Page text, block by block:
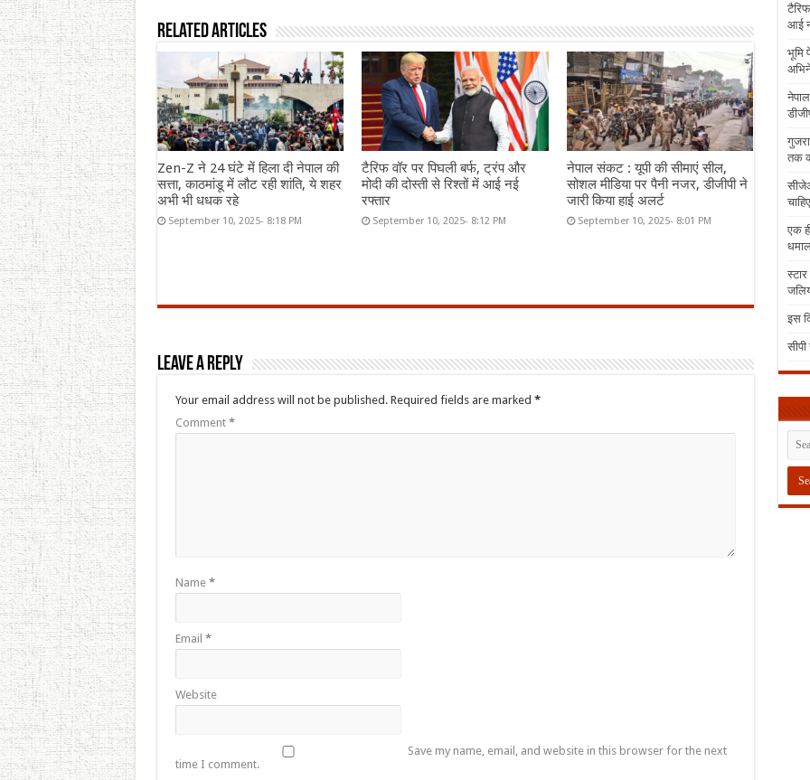
Related Articles
Zen-Z ने 24 घंटे में हिला दी नेपाल की
सत्ता, काठमांडू में लौट रही शांति, ये शहर
अभी भी धधक रहे
September 10, 2025- 8:18 PM
टैरिफ वॉर पर पिघली बर्फ, ट्रंप और
मोदी की दोस्ती से रिश्तों में आई नई
रफ्तार
September 10, 2025- 8:12 PM
नेपाल संकट : यूपी की सीमाएं सील,
सोशल मीडिया पर पैनी नजर, डीजीपी ने
जारी किया हाई अलर्ट
September 10, 2025- 8:01 PM
Leave a Reply
Your email address will not be published. Required fields are marked *
Comment *
Name *
Email *
Website
Save my name, email, and website in this browser for the next
time I comment.
आई
भूमि
तक
एक
इस